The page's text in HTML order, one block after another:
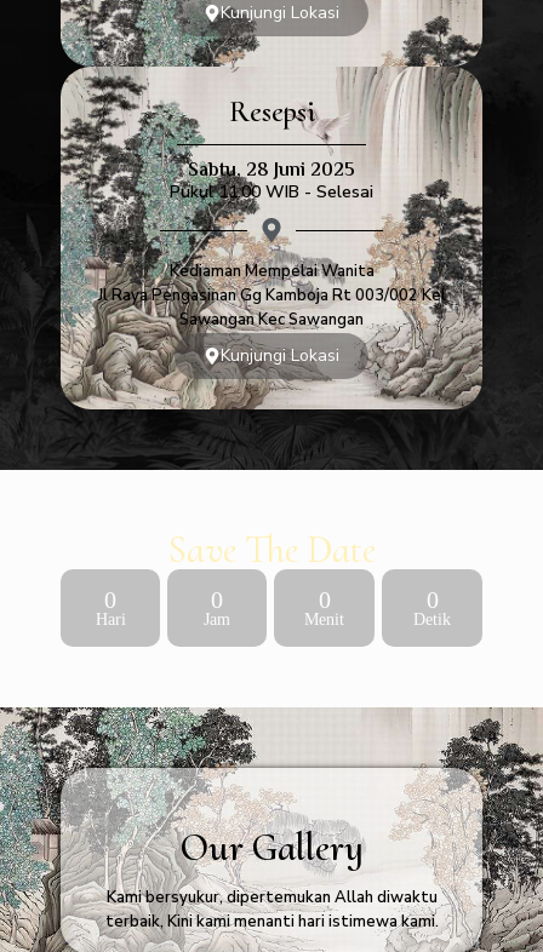
Kunjungi Lokasi
Resepsi
Sabtu, 28 Juni 2025
Pukul 11.00 WIB - Selesai
Kediaman Mempelai Wanita
Jl Raya Pengasinan Gg Kamboja Rt 003/002 Kel
Sawangan Kec Sawangan
Kunjungi Lokasi
Save The Date
0
Hari
0
Jam
0
Menit
0
Detik
Our Gallery
Kami bersyukur, dipertemukan Allah diwaktu
terbaik, Kini kami menanti hari istimewa kami.